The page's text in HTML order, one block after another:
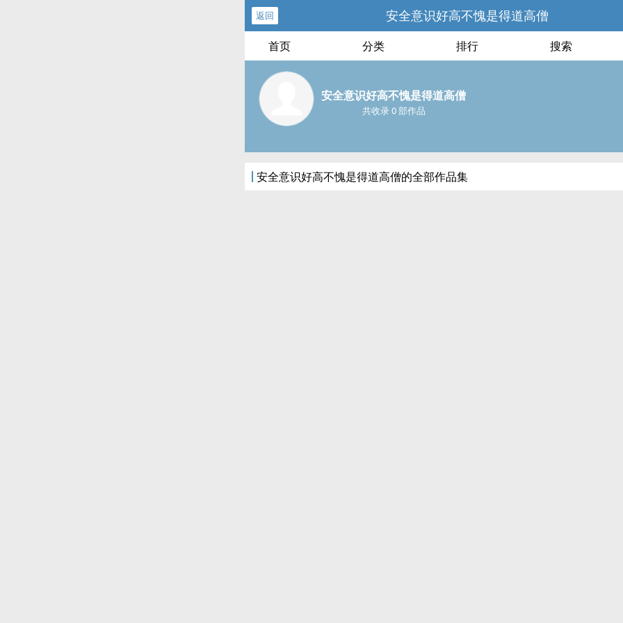
返回 安全意识好高不愧是得道高僧
首页 分类 排行 搜索
安全意识好高不愧是得道高僧
共收录 0 部作品
安全意识好高不愧是得道高僧的全部作品集